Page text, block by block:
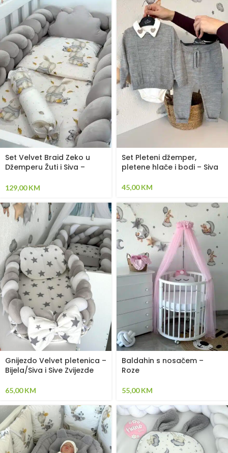
Set Velvet Braid Zeko u
Džemperu Žuti i Siva –
plahta, jastuk, jorgan i dva
129,00KM
Set Pleteni džemper,
pletene hlače i bodi – Siva
45,00KM
Gnijezdo Velvet pletenica –
Bijela/Siva i Sive Zvijezde
65,00KM
Baldahin s nosačem –
Roze
55,00KM